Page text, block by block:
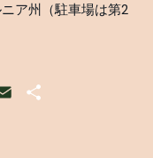
ア州（駐車場は第2
Email